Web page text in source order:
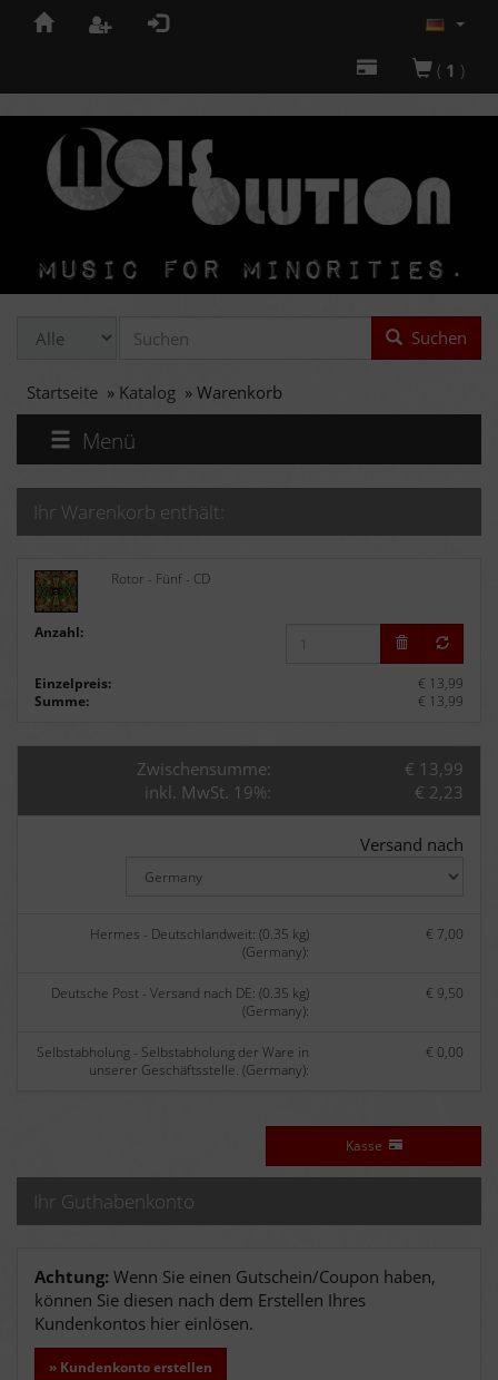
( 1 )
Suchen
Startseite » Katalog » Warenkorb
Menü
Ihr Warenkorb enthält:
Rotor - Fünf - CD
Anzahl:
Einzelpreis:
€ 13,99
Summe:
€ 13,99
Zwischensumme:
€ 13,99
inkl. MwSt. 19%:
€ 2,23
Versand nach
Hermes - Deutschlandweit: (0.35 kg)
(Germany):
€ 7,00
Deutsche Post - Versand nach DE: (0.35 kg)
(Germany):
€ 9,50
Selbstabholung - Selbstabholung der Ware in
unserer Geschäftsstelle. (Germany):
€ 0,00
Kasse
Ihr Guthabenkonto
Achtung: Wenn Sie einen Gutschein/Coupon haben,
können Sie diesen nach dem Erstellen Ihres
Kundenkontos hier einlösen.
» Kundenkonto erstellen